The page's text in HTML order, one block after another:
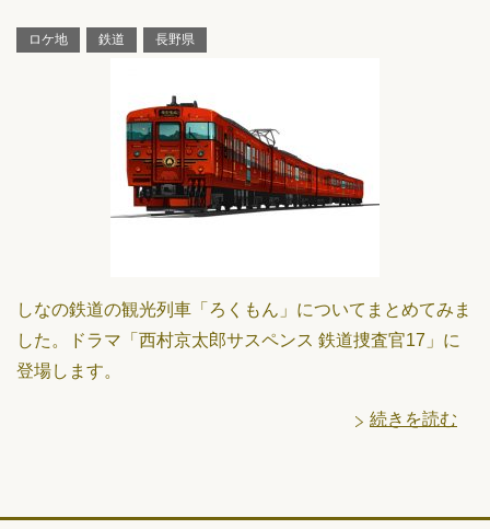
ロケ地 鉄道 長野県
しなの鉄道の観光列車「ろくもん」についてまとめてみま
した。ドラマ「西村京太郎サスペンス 鉄道捜査官17」に
登場します。
続きを読む